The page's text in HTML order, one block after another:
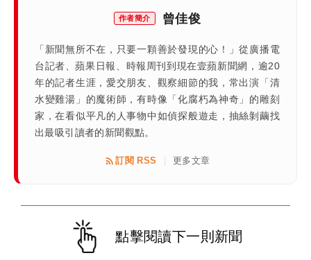
作者簡介 曾佳俊
「新聞無所不在，只要一顆善於發現的心！」從廣播電
台記者、蘋果日報、時報周刊到現在壹蘋新聞網，逾20
年的記者生涯，愛交朋友、觀察細節的我，常出演「清
水變雞湯」的魔術師，有時像「化腐朽為神奇」的雕刻
家，在看似平凡的人事物中如偵探般遊走，抽絲剝繭找
出最吸引讀者的新聞觀點。
訂閱 RSS 更多文章
點擊閱讀下一則新聞